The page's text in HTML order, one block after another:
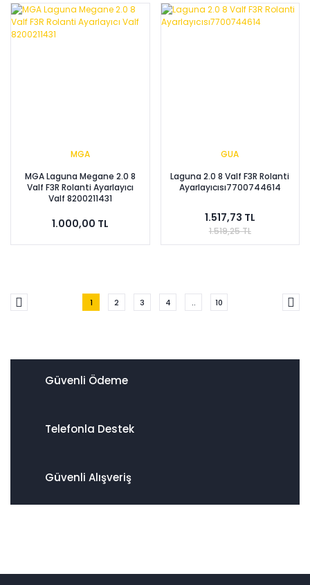
MGA
MGA Laguna Megane 2.0 8
Valf F3R Rolanti Ayarlayıcı
Valf 8200211431
1.000,00 TL
GUA
Laguna 2.0 8 Valf F3R Rolanti
Ayarlayıcısı7700744614
1.517,73 TL
1.519,25 TL
1 2 3 4 .. 10
Güvenli Ödeme
Telefonla Destek
Güvenli Alışveriş